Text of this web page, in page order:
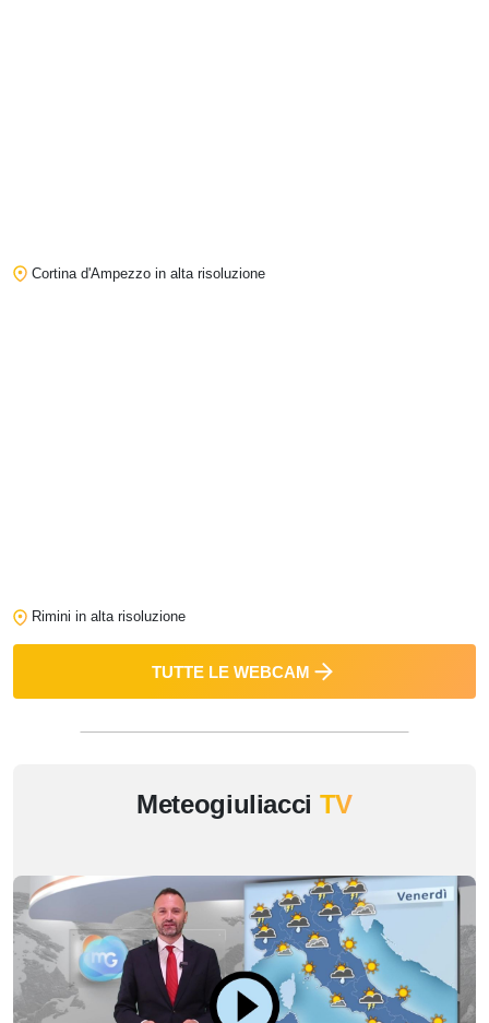
Cortina d'Ampezzo in alta risoluzione
Rimini in alta risoluzione
TUTTE LE WEBCAM
Meteogiuliacci TV